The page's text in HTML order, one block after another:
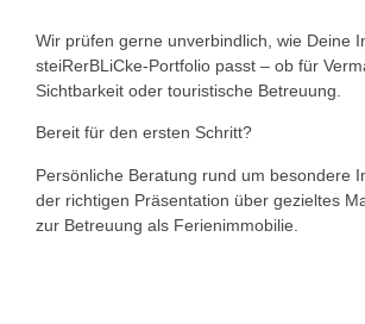
Wir prüfen gerne unverbindlich, wie Deine
steiRerBLiCke-Portfolio passt – ob für
Sichtbarkeit oder touristische Betreuung.
Bereit für den ersten Schritt?
Persönliche Beratung rund um besondere
der richtigen Präsentation über gezieltes
zur Betreuung als Ferienimmobilie.